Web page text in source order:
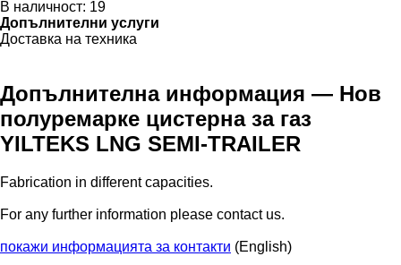
В наличност: 19
Допълнителни услуги
Доставка на техника
Допълнителна информация — Нов
полуремарке цистерна за газ
YILTEKS LNG SEMI-TRAILER
Fabrication in different capacities.
For any further information please contact us.
покажи информацията за контакти (English)